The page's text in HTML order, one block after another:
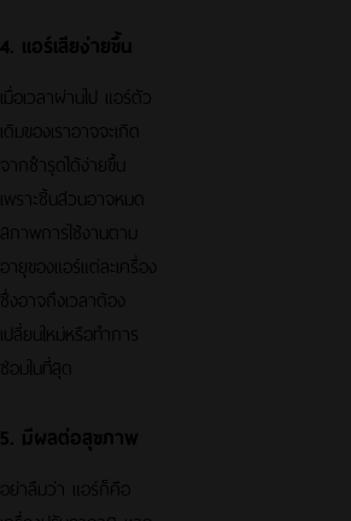
4. แอร์เสียง่ายขึ้น
เมื่อเวลาผ่านไป แอร์ตัว
เดิมของเราอาจจะเกิด
จากชำรุดได้ง่ายขึ้น
เพราะชิ้นส่วนอาจหมด
สภาพการใช้งานตาม
อายุของแอร์แต่ละเครื่อง
ซึ่งอาจถึงเวลาต้อง
เปลี่ยนใหม่หรือทำการ
ซ่อมในที่สุด
5. มีผลต่อสุขภาพ
อย่าลืมว่า แอร์ก็คือ